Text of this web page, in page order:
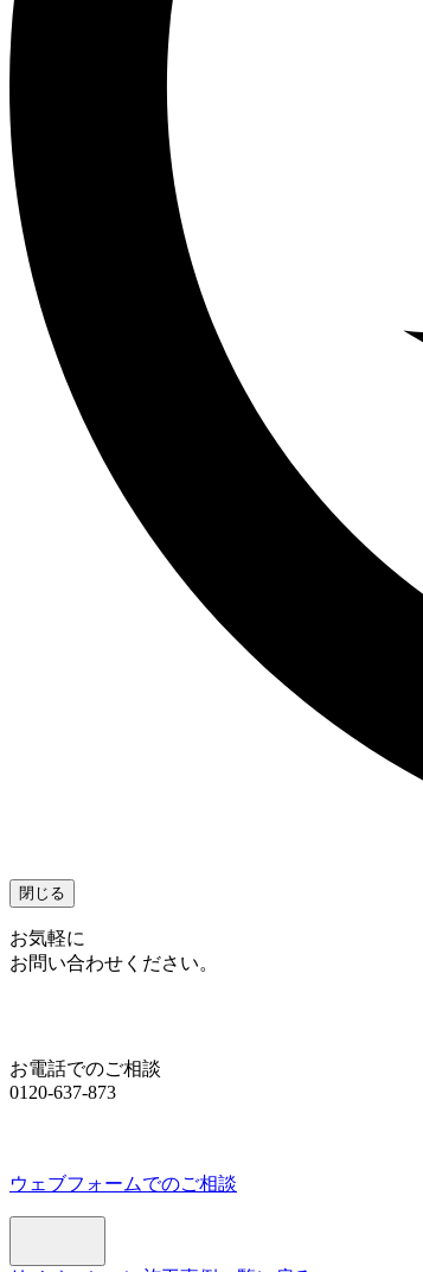
閉じる
お気軽に
お問い合わせください。
お電話でのご相談
0120-637-873
ウェブフォームでのご相談